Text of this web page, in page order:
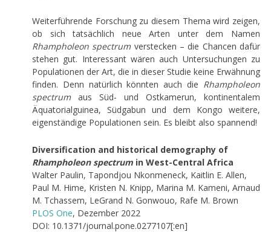
Weiterführende Forschung zu diesem Thema wird zeigen,
ob sich tatsächlich neue Arten unter dem Namen
Rhampholeon spectrumverstecken – die Chancen dafür
stehen gut. Interessant wären auch Untersuchungen zu
Populationen der Art, die in dieser Studie keine Erwähnung
finden. Denn natürlich könnten auch die Rhampholeon
spectrum aus Süd- und Ostkamerun, kontinentalem
Äquatorialguinea, Südgabun und dem Kongo weitere,
eigenständige Populationen sein. Es bleibt also spannend!
Diversification and historical demography of
Rhampholeon spectrumin West-Central Africa
Walter Paulin, Tapondjou Nkonmeneck, Kaitlin E. Allen,
Paul M. Hime, Kristen N. Knipp, Marina M. Kameni, Arnaud
M. Tchassem, LeGrand N. Gonwouo, Rafe M. Brown
PLOS One, Dezember 2022
DOI: 10.1371/journal.pone.0277107[:en]